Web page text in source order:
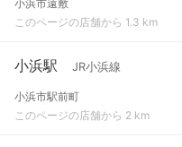
小浜市遠敷
このページの店舗から 1.3 km
小浜駅 JR小浜線
小浜市駅前町
このページの店舗から 2 km